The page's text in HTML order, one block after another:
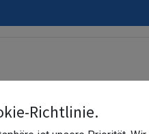
Richtlinie.